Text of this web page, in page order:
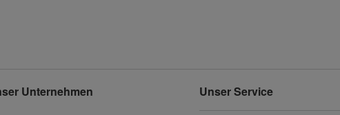
Unternehmen Unser Service